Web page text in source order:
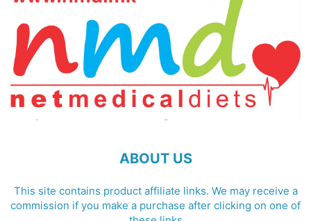
ABOUT US
This site contains product affiliate links. We may receive a
commission if you make a purchase after clicking on one of